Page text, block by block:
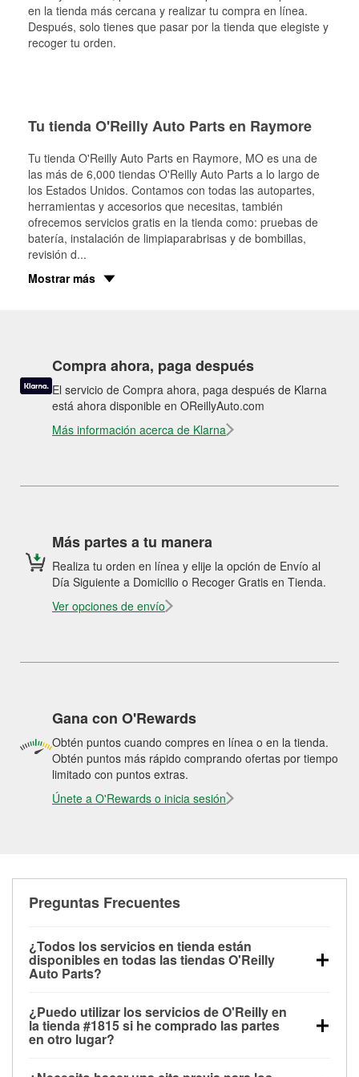
en la tienda más cercana y realizar tu compra en línea.
Después, solo tienes que pasar por la tienda que elegiste y
recoger tu orden.
Tu tienda O'Reilly Auto Parts en Raymore
Tu tienda O'Reilly Auto Parts en Raymore, MO es una de
las más de 6,000 tiendas O'Reilly Auto Parts a lo largo de
los Estados Unidos. Contamos con todas las autopartes,
herramientas y accesorios que necesitas, también
ofrecemos servicios gratis en la tienda como: pruebas de
batería, instalación de limpiaparabrisas y de bombillas,
revisión d...
Mostrar más
Compra ahora, paga después
El servicio de Compra ahora, paga después de Klarna
está ahora disponible en OReillyAuto.com
Más información acerca de Klarna
Más partes a tu manera
Realiza tu orden en línea y elije la opción de Envío al
Día Siguiente a Domicilio o Recoger Gratis en Tienda.
Ver opciones de envío
Gana con O'Rewards
Obtén puntos cuando compres en línea o en la tienda.
Obtén puntos más rápido comprando ofertas por tiempo
limitado con puntos extras.
Únete a O'Rewards o inicia sesión
Preguntas Frecuentes
¿Todos los servicios en tienda están
disponibles en todas las tiendas O'Reilly
Auto Parts?
las pruebas de batería, pruebas de alternador y
motor de arranque, revisión de la luz “Check Engine”
con O'Reilly VeriScan® e instalación de
limpiaparabrisas o bombillas, están disponibles en
¿Puedo utilizar los servicios de O'Reilly en
la tienda #1815 si he comprado las partes
en otro lugar?